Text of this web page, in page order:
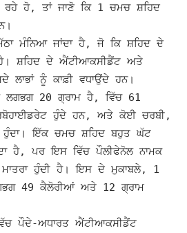
ਹੋ, ਤਾਂ ਜਾਣੋ ਕਿ 1 ਚਮਚ ਸ਼ਹਿਦ
ਮੰਨਿਆ ਜਾਂਦਾ ਹੈ, ਜੋ ਕਿ ਸ਼ਹਿਦ ਦੇ
ਸ਼ਹਿਦ ਦੇ ਐਂਟੀਆਕਸੀਡੈਂਟ ਅਤੇ
ਲਾਭਾਂ ਨੂੰ ਕਾਫ਼ੀ ਵਧਾਉਂਦੇ ਹਨ।
20 ਗ੍ਰਾਮ ਹੈ, ਵਿੱਚ 61
ਹੁੰਦੇ ਹਨ, ਅਤੇ ਕੋਈ ਚਰਬੀ,
ਹੁੰਦਾ।ਇੱਕ ਚਮਚ ਸ਼ਹਿਦ ਬਹੁਤ ਘੱਟ
ਹੈ, ਪਰ ਇਸ ਵਿੱਚ ਪੌਲੀਫੇਨੋਲ ਨਾਮਕ
ਮਾਤਰਾ ਹੁੰਦੀ ਹੈ। ਇਸ ਦੇ ਮੁਕਾਬਲੇ, 1
49 ਕੈਲੋਰੀਆਂ ਅਤੇ 12 ਗ੍ਰਾਮ
ਪੌਦੇ-ਅਧਾਰਤ ਐਂਟੀਆਕਸੀਡੈਂਟ